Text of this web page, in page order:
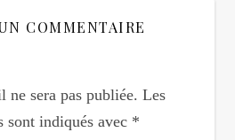
COMMENTAIRE
ne sera pas publiée. Les
sont indiqués avec *